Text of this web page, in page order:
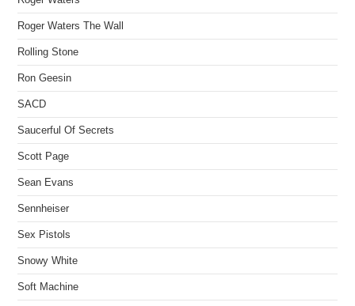
Roger Waters The Wall
Rolling Stone
Ron Geesin
SACD
Saucerful Of Secrets
Scott Page
Sean Evans
Sennheiser
Sex Pistols
Snowy White
Soft Machine